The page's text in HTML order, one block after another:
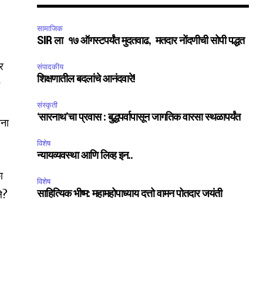
सामाजिक
SIR ला १७ ऑगस्टपर्यंत मुदतवाढ, मतदार नोंदणीची सोपी पद्धत
संपादकीय
शिक्षणातील बदलांचे आनंदवारे!
संस्कृती
‘सारनाथ’चा प्रवास : बुद्धपर्वापासून जागतिक वारसा स्थळापर्यंत
विशेष
न्यायव्यवस्था आणि लिव्ह इन..
विशेष
साहित्यिक भीष्म: महामहोपाध्याय दत्तो वामन पोतदार जयंती